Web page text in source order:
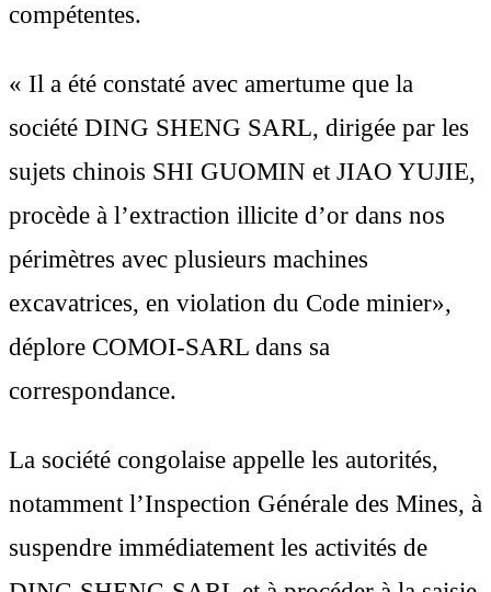
compétentes.
« Il a été constaté avec amertume que la
société DING SHENG SARL, dirigée par les
sujets chinois SHI GUOMIN et JIAO YUJIE,
procède à l’extraction illicite d’or dans nos
périmètres avec plusieurs machines
excavatrices, en violation du Code minier»,
déplore COMOI-SARL dans sa
correspondance.
La société congolaise appelle les autorités,
notamment l’Inspection Générale des Mines, à
suspendre immédiatement les activités de